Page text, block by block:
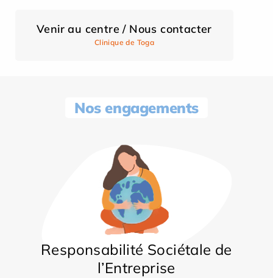
Venir au centre / Nous contacter
Clinique de Toga
Nos engagements
Responsabilité Sociétale de
l’Entreprise